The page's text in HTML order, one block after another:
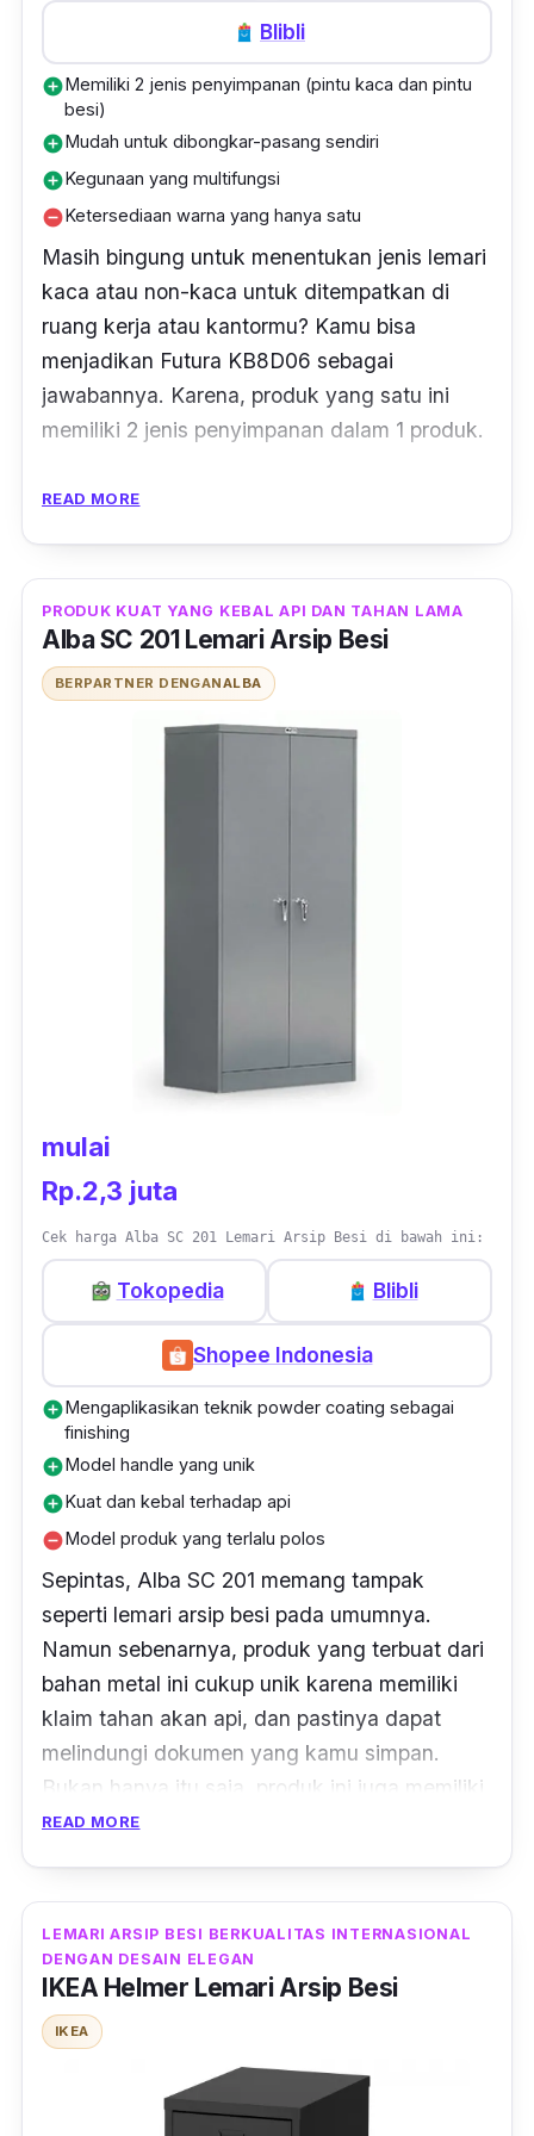
Blibli
add_circleMemiliki 2 jenis penyimpanan (pintu kaca dan pintu
besi)
add_circleMudah untuk dibongkar-pasang sendiri
add_circleKegunaan yang multifungsi
remove_circleKetersediaan warna yang hanya satu
Masih bingung untuk menentukan jenis lemari
kaca atau non-kaca untuk ditempatkan di
ruang kerja atau kantormu? Kamu bisa
menjadikan Futura KB8D06 sebagai
jawabannya. Karena, produk yang satu ini
memiliki 2 jenis penyimpanan dalam 1 produk.
Pada bagian atasnya, lemari arsip
bagian bawah, digunakan pintu besi sebagai
penutupnya.
ini menggunakan sistem
memindahkan lemari ini ke sisi yang kamu
sehingga kamu dapat menyimpan banyak
dokumen atauitemapapundi dalamnya
namun
185 cm ini cukup serbaguna dan bisa kamu
fungsikan menjadi produk lain seperti lemari
pajangan, lemari buku, ataupun produk sejenis
lainnya.
READ MORE
PRODUK KUAT YANG KEBAL API DAN TAHAN LAMA
Alba SC 201 Lemari Arsip Besi
BERPARTNER DENGANALBA
mulai
Rp.2,3 juta
Cek harga Alba SC 201 Lemari Arsip Besi di bawah ini:
Tokopedia Blibli
Shopee Indonesia
add_circleMengaplikasikan teknik powder coating sebagai
finishing
add_circleModel handle yang unik
add_circleKuat dan kebal terhadap api
remove_circleModel produk yang terlalu polos
Sepintas, Alba SC 201 memang tampak
seperti lemari arsip besi pada umumnya.
Namun sebenarnya, produk yang terbuat dari
bahan metal ini cukup unik karena memiliki
klaim tahan akan api, dan pastinya dapat
melindungi dokumen yang kamu simpan.
Bukan hanya itu saja, produk ini juga memiliki
durabilitas yang baik, serta bisa menjadi
Alba SC 201 memiliki muatan yang cukup
besar untuk menyimpan banyak barang di
dalamnya. Lemari berpintu engsel ini juga
didesain dengan
menjadikan tampilan produk ini semakin
unik. Ditambah pula dengan fitur tambahan
READ MORE
LEMARI ARSIP BESI BERKUALITAS INTERNASIONAL
DENGAN DESAIN ELEGAN
IKEA Helmer Lemari Arsip Besi
IKEA